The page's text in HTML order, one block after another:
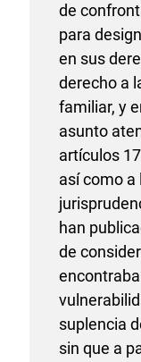
de
para
en sus
derecho a
familiar, y
asunto
artículos
así como a
han
de
suplencia
sin que a